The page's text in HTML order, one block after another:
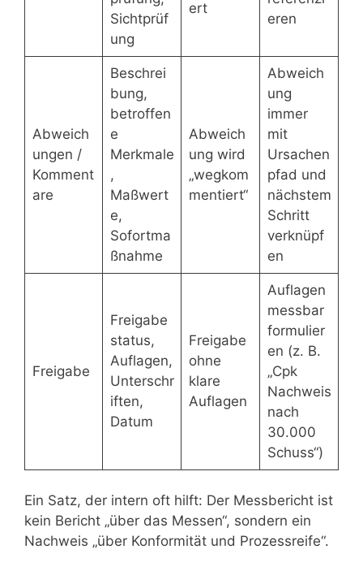
Sichtprüf
ung
ert
eren
Abweich
ungen /
Komment
are
Beschrei
bung,
betroffen
e
Merkmale
,
Maßwert
e,
Sofortma
ßnahme
Abweich
ung wird
„wegkom
mentiert“
Abweich
ung
immer
mit
Ursachen
pfad und
nächstem
Schritt
verknüpf
en
Freigabe
Freigabe
status,
Auflagen,
Unterschr
iften,
Datum
Freigabe
ohne
klare
Auflagen
Auflagen
messbar
formulier
en (z. B.
„Cpk
Nachweis
nach
30.000
Schuss“)
Ein Satz, der intern oft hilft: Der Messbericht ist
kein Bericht „über das Messen“, sondern ein
Nachweis „über Konformität und Prozessreife“.